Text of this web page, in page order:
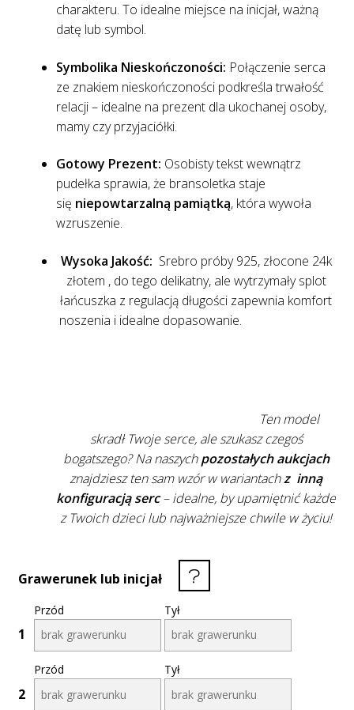
charakteru. To idealne miejsce na inicjał, ważną
datę lub symbol.
Symbolika Nieskończoności: Połączenie serca
ze znakiem nieskończoności podkreśla trwałość
relacji – idealne na prezent dla ukochanej osoby,
mamy czy przyjaciółki.
Gotowy Prezent: Osobisty tekst wewnątrz
pudełka sprawia, że bransoletka staje
się niepowtarzalną pamiątką, która wywoła
wzruszenie.
Wysoka Jakość: Srebro próby 925, złocone 24k
złotem , do tego delikatny, ale wytrzymały splot
łańcuszka z regulacją długości zapewnia komfort
noszenia i idealne dopasowanie.
Ten model
skradł Twoje serce, ale szukasz czegoś
bogatszego? Na naszychpozostałych aukcjach
znajdziesz ten sam wzór w wariantachz inną
konfiguracją serc– idealne, by upamiętnić każde
z Twoich dzieci lub najważniejsze chwile w życiu!
Grawerunek lub inicjał
1
Przód Tył
2
Przód Tył